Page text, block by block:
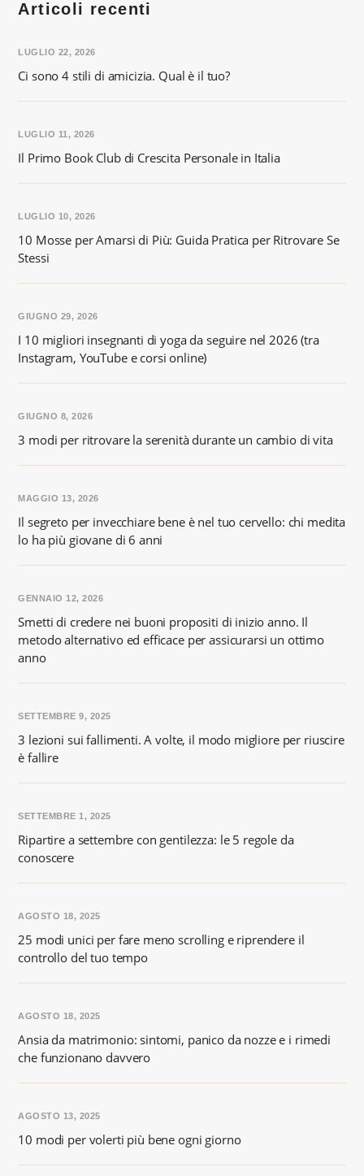
Articoli recenti
Ci sono 4 stili di amicizia. Qual è il tuo?
LUGLIO 22, 2026
Il Primo Book Club di Crescita Personale in Italia
LUGLIO 11, 2026
10 Mosse per Amarsi di Più: Guida Pratica per Ritrovare Se
Stessi
LUGLIO 10, 2026
I 10 migliori insegnanti di yoga da seguire nel 2026 (tra
Instagram, YouTube e corsi online)
GIUGNO 29, 2026
3 modi per ritrovare la serenità durante un cambio di vita
GIUGNO 8, 2026
Il segreto per invecchiare bene è nel tuo cervello: chi medita
lo ha più giovane di 6 anni
MAGGIO 13, 2026
Smetti di credere nei buoni propositi di inizio anno. Il
metodo alternativo ed efficace per assicurarsi un ottimo
anno
GENNAIO 12, 2026
3 lezioni sui fallimenti. A volte, il modo migliore per riuscire
è fallire
SETTEMBRE 9, 2025
Ripartire a settembre con gentilezza: le 5 regole da
conoscere
SETTEMBRE 1, 2025
25 modi unici per fare meno scrolling e riprendere il
controllo del tuo tempo
AGOSTO 18, 2025
Ansia da matrimonio: sintomi, panico da nozze e i rimedi
che funzionano davvero
AGOSTO 18, 2025
10 modi per volerti più bene ogni giorno
AGOSTO 13, 2025